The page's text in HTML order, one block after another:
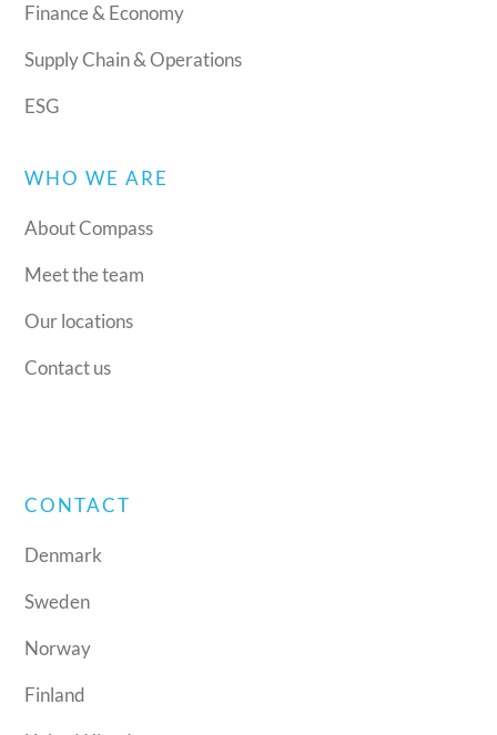
Finance & Economy
Supply Chain & Operations
ESG
WHO WE ARE
About Compass
Meet the team
Our locations
Contact us
CONTACT
Denmark
Sweden
Norway
Finland